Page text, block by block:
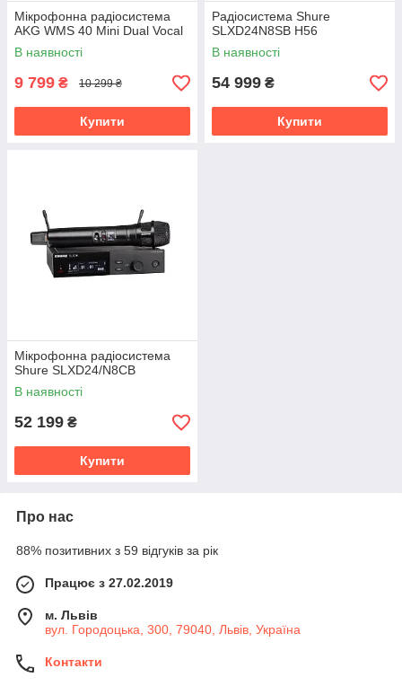
Мікрофонна радіосистема
AKG WMS 40 Mini Dual Vocal
В наявності
9 799 ₴ 10 299 ₴
Купити
Радіосистема Shure
SLXD24N8SB H56
В наявності
54 999 ₴
Купити
Мікрофонна радіосистема
Shure SLXD24/N8CB
В наявності
52 199 ₴
Купити
Про нас
88% позитивних з 59 відгуків за рік
Працює з 27.02.2019
м. Львів
вул. Городоцька, 300, 79040, Львів, Україна
Контакти